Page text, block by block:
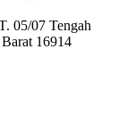
05/07 Tengah
16914